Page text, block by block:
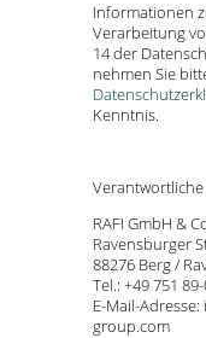
Informationen
Verarbeitung
14 der
nehmen Sie
Kenntnis.
RAFI GmbH &
Ravensburger
88276 Berg /
Tel.: +49 751
E-Mail-
group.com